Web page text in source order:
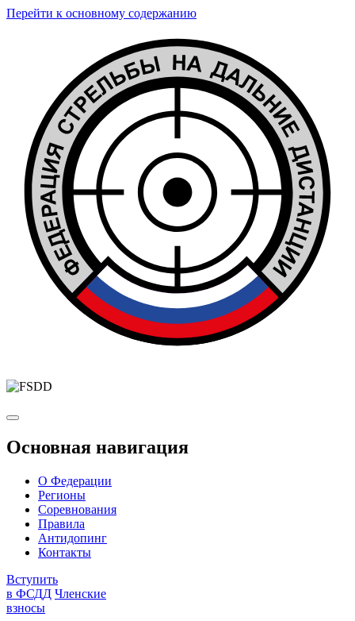
Перейти к основному содержанию
Основная навигация
О Федерации
Регионы
Соревнования
Правила
Антидопинг
Контакты
Вступить
в ФСДД Членские
взносы